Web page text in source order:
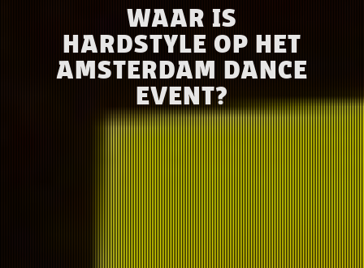
WAAR IS
HARDSTYLE OP HET
AMSTERDAM DANCE
EVENT?